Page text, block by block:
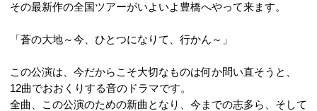
その最新作の全国ツアーがいよいよ豊橋へやって来ます。
「蒼の大地～今、ひとつになりて、行かん～」
この公演は、今だからこそ大切なものは何か問い直そうと、
12曲でおおくりする音のドラマです。
全曲、この公演のための新曲となり、今までの志多ら、そして